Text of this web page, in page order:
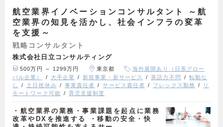
航空業界イノベーションコンサルタント ～航
空業界の知見を活かし、社会インフラの変革
を支援～
戦略コンサルタント
株式会社日立コンサルティング
500万円 ～ 1299万円 東京都
海外展開あり（日系グロー
バル企業）
大手企業 新規事業・新サービス 英語力不問
転勤な
し
土日祝休み 事業責任者 サービス責任者 フレックス勤務
リ
モートワーク可能
育児支援制度
・航空業界の業務・事業課題を起点に業務
改革やDXを推進する ・移動の安全・快